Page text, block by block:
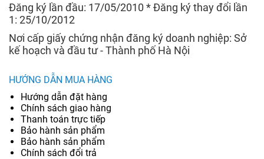
Đăng ký lần đầu: 17/05/2010 * Đăng ký thay đổi lần
1: 25/10/2012
Nơi cấp giấy chứng nhận đăng ký doanh nghiệp: Sở
kế hoạch và đầu tư - Thành phố Hà Nội
HƯỚNG DẪN MUA HÀNG
Hướng dẫn đặt hàng
Chính sách giao hàng
Thanh toán trực tiếp
Bảo hành sản phẩm
Bảo hành sản phẩm
Chính sách đổi trả